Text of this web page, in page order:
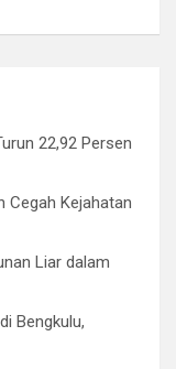
22,92 Persen
Cegah Kejahatan
Liar dalam
Bengkulu,